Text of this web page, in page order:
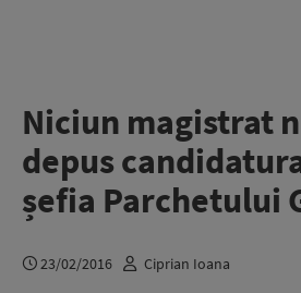
Niciun magistrat
depus
șefia Parchetului
23/02/2016 Ciprian Ioana